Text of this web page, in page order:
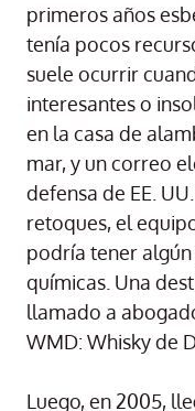
primeros años
tenía pocos
suele ocurrir
interesantes o
en la casa de
mar, y un correo
defensa de EE.
retoques, el
podría tener
químicas. Una
llamado a
WMD: Whisky de
Luego, en 2005,